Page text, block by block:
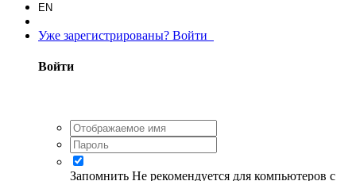
EN
Уже зарегистрированы? Войти
Войти
Запомнить Не рекомендуется для компьютеров с